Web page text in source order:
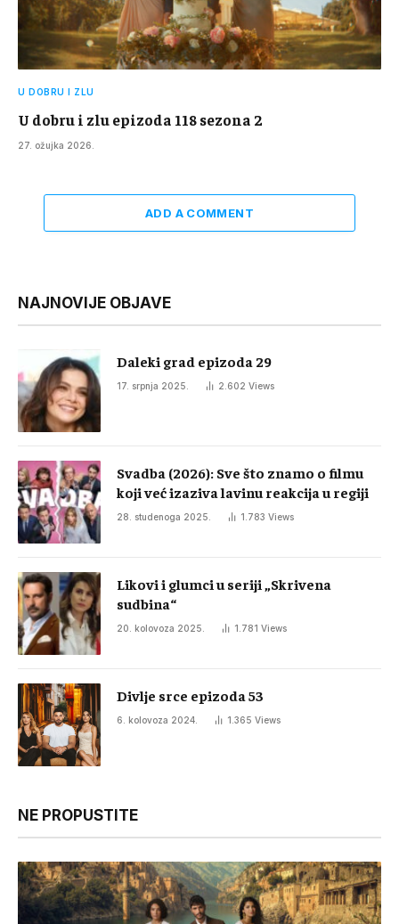
U DOBRU I ZLU
U dobru i zlu epizoda 118 sezona 2
27. ožujka 2026.
ADD A COMMENT
NAJNOVIJE OBJAVE
Daleki grad epizoda 29
17. srpnja 2025. 2.602 Views
Svadba (2026): Sve što znamo o filmu
koji već izaziva lavinu reakcija u regiji
28. studenoga 2025. 1.783 Views
Likovi i glumci u seriji „Skrivena
sudbina“
20. kolovoza 2025. 1.781 Views
Divlje srce epizoda 53
6. kolovoza 2024. 1.365 Views
NE PROPUSTITE